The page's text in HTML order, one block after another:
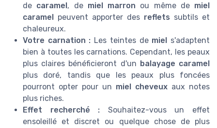
de caramel , de miel marron ou même de miel
caramel
peuvent apporter des reflets subtils et
chaleureux.
Votre carnation : Les teintes de miel
s'adaptent
bien à toutes les carnations. Cependant, les peaux
plus claires bénéficieront d'un balayage caramel
plus doré, tandis que les peaux plus foncées
pourront opter pour un miel cheveux aux notes
plus riches.
Effet recherché : Souhaitez-vous un effet
ensoleillé et discret ou quelque chose de plus